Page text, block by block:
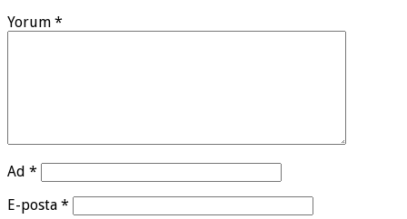
Yorum *
Ad *
E-posta *